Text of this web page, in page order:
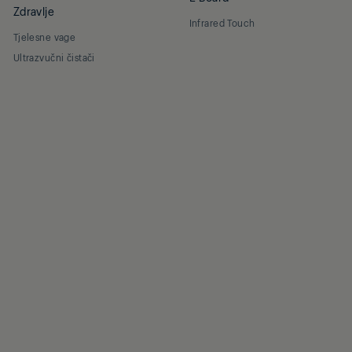
Zdravlje
Tjelesne vage
Ultrazvučni čistači
Infrared Touch